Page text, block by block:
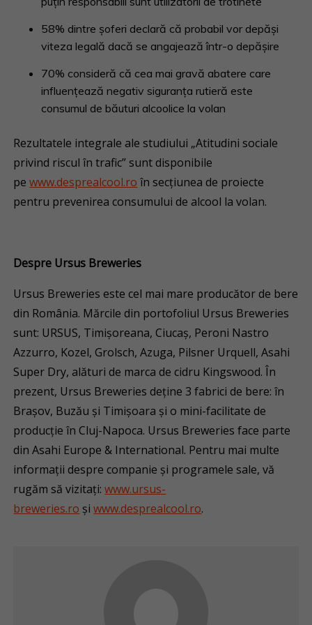
58% dintre șoferi declară că probabil vor depăși
viteza legală dacă se angajează într-o depășire
70% consideră că cea mai gravă abatere care
influențează negativ siguranța rutieră este
consumul de băuturi alcoolice la volan
Rezultatele integrale ale studiului „Atitudini sociale
privind riscul în trafic” sunt disponibile
pewww.desprealcool.ro în secțiunea de proiecte
pentru prevenirea consumului de alcool la volan.
Despre Ursus Breweries
Ursus Breweries este cel mai mare producător de bere
din România. Mărcile din portofoliul Ursus Breweries
sunt: URSUS, Timișoreana, Ciucaș, Peroni Nastro
Azzurro, Kozel, Grolsch, Azuga, Pilsner Urquell, Asahi
Super Dry, alături de marca de cidru Kingswood. În
prezent, Ursus Breweries deține 3 fabrici de bere: în
Brașov, Buzău și Timișoara și o mini-facilitate de
producție în Cluj-Napoca. Ursus Breweries face parte
din Asahi Europe & International. Pentru mai multe
informații despre companie și programele sale, vă
rugăm să vizitați:www.ursus-
breweries.ro șiwww.desprealcool.ro.